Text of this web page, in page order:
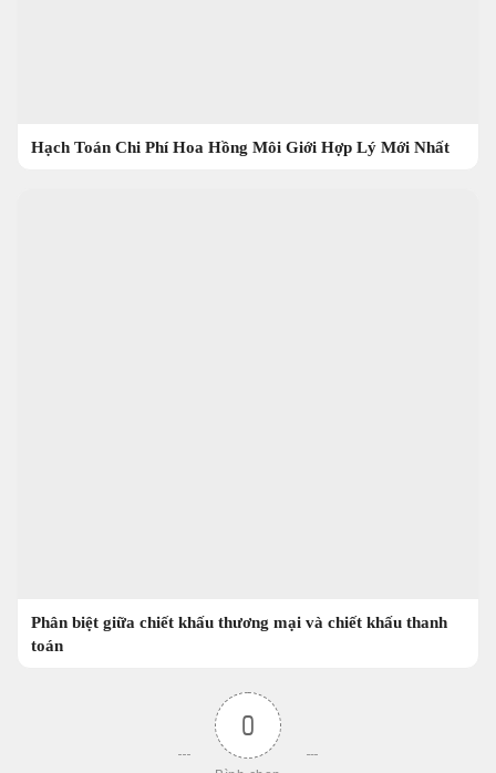
Hạch Toán Chi Phí Hoa Hồng Môi Giới Hợp Lý Mới Nhất
Phân biệt giữa chiết khấu thương mại và chiết khấu thanh
toán
0